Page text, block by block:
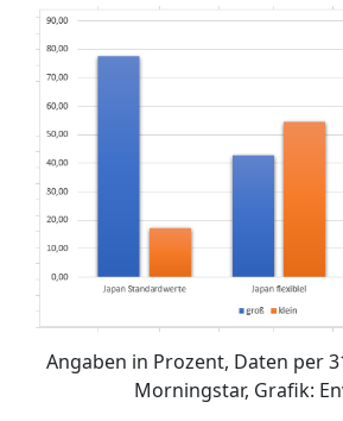
Angaben in Prozent, Daten per
Morningstar, Grafik: